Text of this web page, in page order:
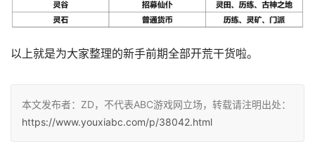
以上就是为大家整理的新手前期全部开荒干货啦。
本文发布者：ZD，不代表ABC游戏网立场，转载请注明出处：
https://www.youxiabc.com/p/38042.html